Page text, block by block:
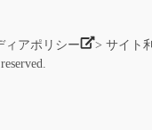
ィアポリシー
> サイト